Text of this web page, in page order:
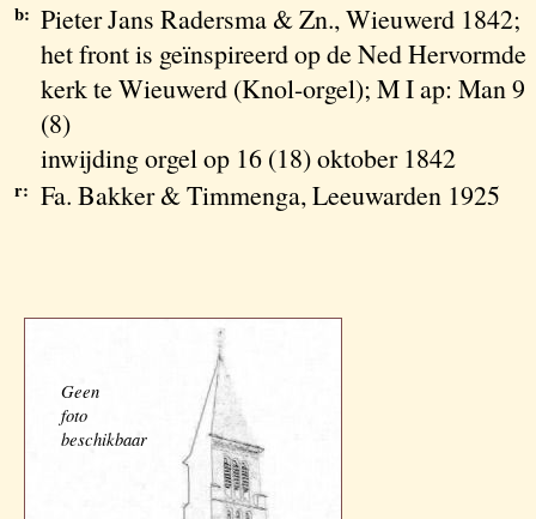
b: Pieter Jans Radersma & Zn., Wieuwerd 1842;
het front is geïnspireerd op de Ned Hervormde
kerk te Wieuwerd (Knol-orgel); M I ap: Man 9
(8)
inwijding orgel op 16 (18) oktober 1842
r: Fa. Bakker & Timmenga, Leeuwarden 1925
Geen
foto
beschikbaar